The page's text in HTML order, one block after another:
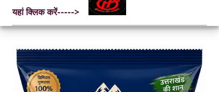
यहां क्लिक करें----->